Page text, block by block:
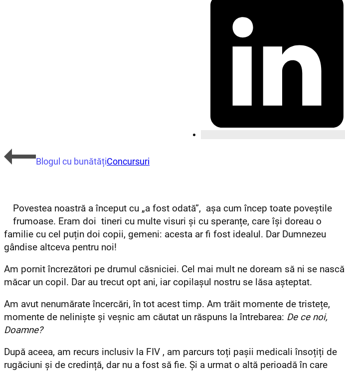
Blogul cu bunătățiConcursuri
Povestea noastră a început cu „a fost odată”, așa cum încep toate poveștile
frumoase. Eram doi tineri cu multe visuri și cu speranțe, care își doreau o
familie cu cel puțin doi copii, gemeni: acesta ar fi fost idealul. Dar Dumnezeu
gândise altceva pentru noi!
Am pornit încrezători pe drumul căsniciei. Cel mai mult ne doream să ni se nască
măcar un copil. Dar au trecut opt ani, iar copilașul nostru se lăsa așteptat.
Am avut nenumărate încercări, în tot acest timp. Am trăit momente de tristețe,
momente de neliniște și veșnic am căutat un răspuns la întrebarea: De ce noi,
Doamne?
După aceea, am recurs inclusiv la FIV , am parcurs toți pașii medicali însoțiți de
rugăciuni și de credință, dar nu a fost să fie. Și a urmat o altă perioadă în care